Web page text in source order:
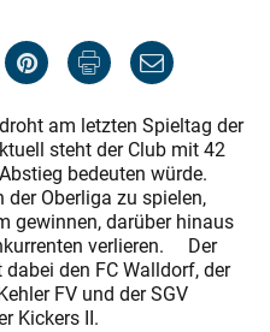
am letzten Spieltag der
steht der Club mit 42
bedeuten würde.
Oberliga zu spielen,
gewinnen, darüber hinaus
verlieren. Der
den FC Walldorf, der
FV und der SGV
Kickers II.